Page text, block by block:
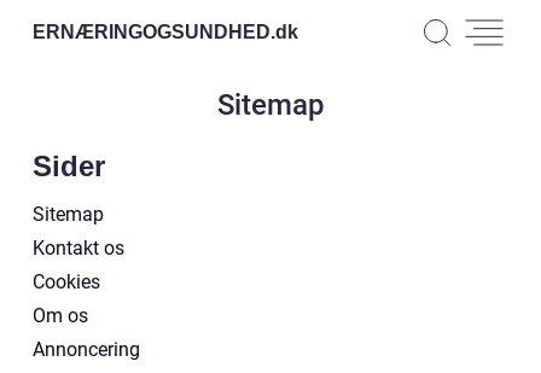
ERNÆRINGOGSUNDHED.dk
Sitemap
Sider
Sitemap
Kontakt os
Cookies
Om os
Annoncering